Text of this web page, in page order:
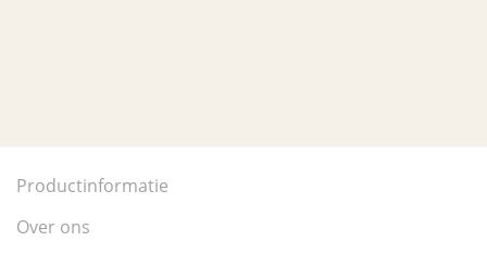
Productinformatie
Over ons